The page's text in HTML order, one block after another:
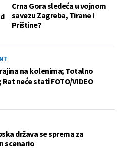
Crna Gora sledeća u vojnom
savezu Zagreba, Tirane i
Prištine?
na kolenima; Totalno
neće stati FOTO/VIDEO
država se sprema za
scenario